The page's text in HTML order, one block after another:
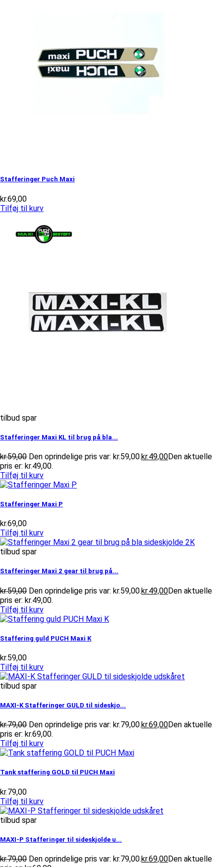
Stafferinger Puch Maxi
kr.69,00
Tilføj til kurv
tilbud spar
Stafferinger Maxi KL til brug på bla...
kr.59,00 Den oprindelige pris var: kr.59,00.kr.49,00Den aktuelle
pris er: kr.49,00.
Tilføj til kurv
Stafferinger Maxi P
kr.69,00
Tilføj til kurv
tilbud spar
Stafferinger Maxi 2 gear til brug på...
kr.59,00 Den oprindelige pris var: kr.59,00.kr.49,00Den aktuelle
pris er: kr.49,00.
Tilføj til kurv
Staffering guld PUCH Maxi K
kr.59,00
Tilføj til kurv
tilbud spar
MAXI-K Stafferinger GULD til sideskjo...
kr.79,00 Den oprindelige pris var: kr.79,00.kr.69,00Den aktuelle
pris er: kr.69,00.
Tilføj til kurv
Tank staffering GOLD til PUCH Maxi
kr.79,00
Tilføj til kurv
tilbud spar
MAXI-P Stafferinger til sideskjolde u...
kr.79,00 Den oprindelige pris var: kr.79,00.kr.69,00Den aktuelle